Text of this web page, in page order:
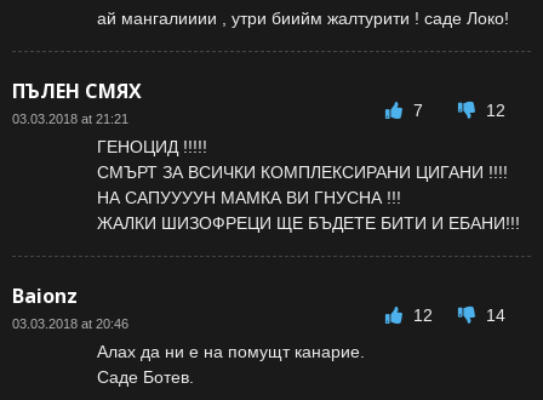
ай мангалииии , утри биийм жалтурити ! саде Локо!
ПЪЛЕН СМЯХ
03.03.2018 at 21:21 7
12
ГЕНОЦИД !!!!!
СМЪРТ ЗА ВСИЧКИ КОМПЛЕКСИРАНИ ЦИГАНИ !!!!
НА САПУУУУН МАМКА ВИ ГНУСНА !!!
ЖАЛКИ ШИЗОФРЕЦИ ЩЕ БЪДЕТЕ БИТИ И ЕБАНИ!!!
Baionz
03.03.2018 at 20:46 12
14
Aлах да ни е на помущт канарие.
Саде Ботев.